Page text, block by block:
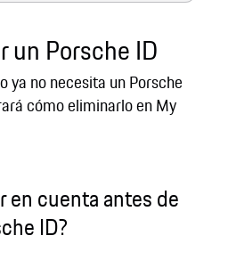
un Porsche ID
ya no necesita un Porsche
cómo eliminarlo en My
en cuenta antes de
ID?